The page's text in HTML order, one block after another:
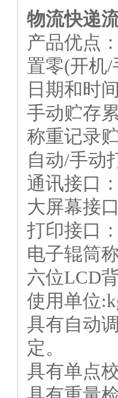
物流快递
产品优点
置零(开机
日期和时
手动贮存
称重记录
自动/手动
通讯接口
大屏幕接
打印接口
电子辊筒
六位LCD
使用单位
具有自动
定。
具有单点